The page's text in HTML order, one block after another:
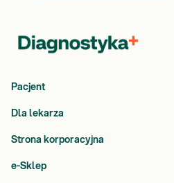
Pacjent
Dla lekarza
Strona korporacyjna
e-Sklep